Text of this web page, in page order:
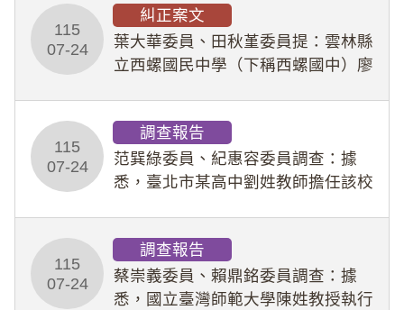
業把關與糾錯功能，不僅首份調查報
告漏未審酌師生不
115
07-24
糾正案文
葉大華委員、田秋堇委員提：雲林縣
立西螺國民中學（下稱西螺國中）廖
教羽球隊學生等行為，歷經該校校園
事件處理會議（下
115
07-24
調查報告
范巽綠委員、紀惠容委員調查：據
悉，臺北市某高中劉姓教師擔任該校
行拍攝特定樣態性影像並以手機傳送
劉師。該生因畏懼成
115
07-24
調查報告
蔡崇義委員、賴鼎銘委員調查：據
悉，國立臺灣師範大學陳姓教授執行